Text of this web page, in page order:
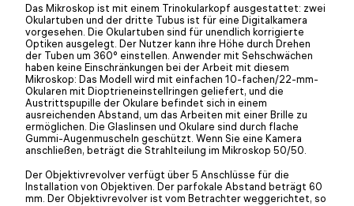
Das Mikroskop ist mit einem Trinokularkopf ausgestattet: zwei
Okulartuben und der dritte Tubus ist für eine Digitalkamera
vorgesehen. Die Okulartuben sind für unendlich korrigierte
Optiken ausgelegt. Der Nutzer kann ihre Höhe durch Drehen
der Tuben um 360° einstellen. Anwender mit Sehschwächen
haben keine Einschränkungen bei der Arbeit mit diesem
Mikroskop: Das Modell wird mit einfachen 10-fachen/22-mm-
Okularen mit Dioptrieneinstellringen geliefert, und die
Austrittspupille der Okulare befindet sich in einem
ausreichenden Abstand, um das Arbeiten mit einer Brille zu
ermöglichen. Die Glaslinsen und Okulare sind durch flache
Gummi-Augenmuscheln geschützt. Wenn Sie eine Kamera
anschließen, beträgt die Strahlteilung im Mikroskop 50/50.
Der Objektivrevolver verfügt über 5 Anschlüsse für die
Installation von Objektiven. Der parfokale Abstand beträgt 60
mm. Der Objektivrevolver ist vom Betrachter weggerichtet, so